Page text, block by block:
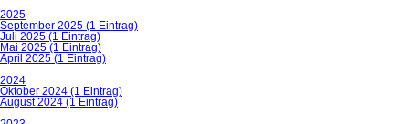
2025
September 2025 (1 Eintrag)
Juli 2025 (1 Eintrag)
Mai 2025 (1 Eintrag)
April 2025 (1 Eintrag)
2024
Oktober 2024 (1 Eintrag)
August 2024 (1 Eintrag)